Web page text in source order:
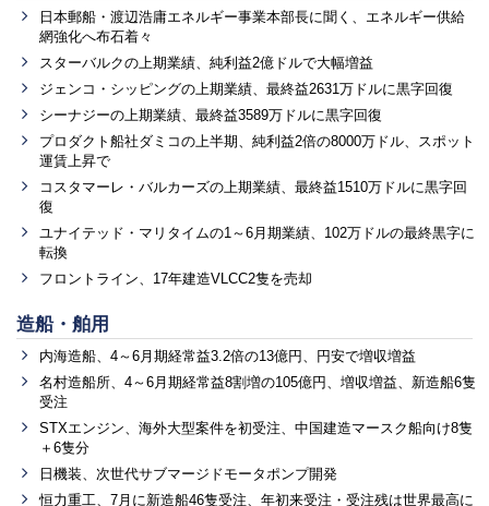
日本郵船・渡辺浩庸エネルギー事業本部長に聞く、エネルギー供給
網強化へ布石着々
スターバルクの上期業績、純利益2億ドルで大幅増益
ジェンコ・シッピングの上期業績、最終益2631万ドルに黒字回復
シーナジーの上期業績、最終益3589万ドルに黒字回復
プロダクト船社ダミコの上半期、純利益2倍の8000万ドル、スポット
運賃上昇で
コスタマーレ・バルカーズの上期業績、最終益1510万ドルに黒字回
復
ユナイテッド・マリタイムの1～6月期業績、102万ドルの最終黒字に
転換
フロントライン、17年建造VLCC2隻を売却
造船・舶用
内海造船、4～6月期経常益3.2倍の13億円、円安で増収増益
名村造船所、4～6月期経常益8割増の105億円、増収増益、新造船6隻
受注
STXエンジン、海外大型案件を初受注、中国建造マースク船向け8隻
＋6隻分
日機装、次世代サブマージドモータポンプ開発
恒力重工、7月に新造船46隻受注、年初来受注・受注残は世界最高に